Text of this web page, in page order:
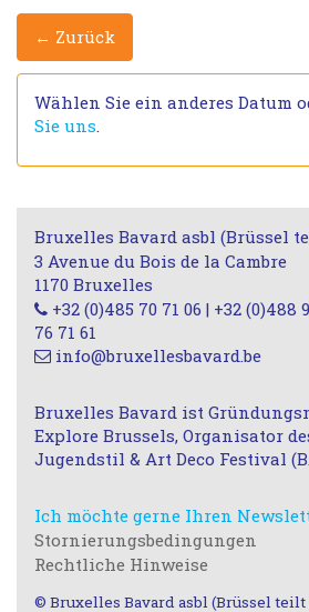
← Zurück
Wählen Sie ein anderes Datum
Sie uns
Bruxelles Bavard asbl (Brüssel
3 Avenue du Bois de la Cambre
1170 Bruxelles
+32 (0)485 70 71 06 | +32 (0)488
76 71 61
info@bruxellesbavard.be
Bruxelles Bavard ist
Explore Brussels, Organisator
Jugendstil & Art Deco Festival
Ich möchte gerne Ihren
Stornierungsbedingungen
Rechtliche Hinweise
© Bruxelles Bavard asbl (Brüssel teilt